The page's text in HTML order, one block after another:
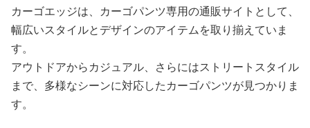
カーゴエッジは、カーゴパンツ専用の通販サイトとして、
幅広いスタイルとデザインのアイテムを取り揃えていま
す。
アウトドアからカジュアル、さらにはストリートスタイル
まで、多様なシーンに対応したカーゴパンツが見つかりま
す。